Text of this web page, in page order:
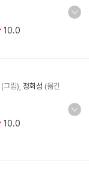
10.0
(그림), 정회성 (옮긴
10.0